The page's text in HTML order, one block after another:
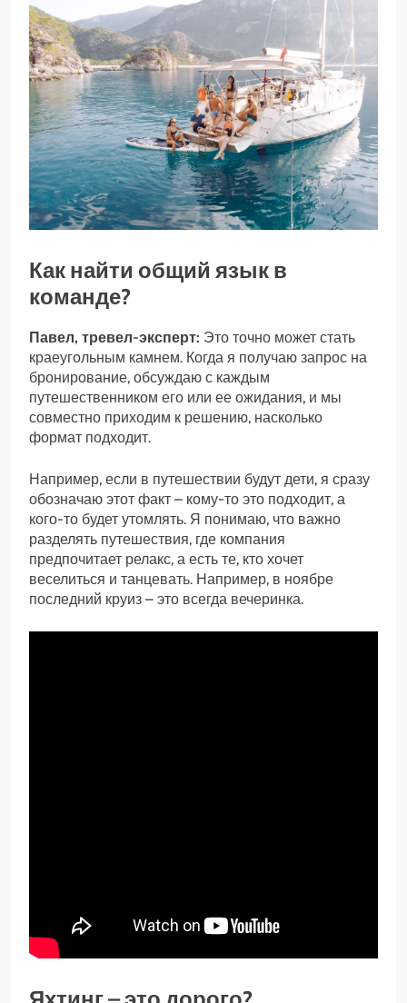
Как найти общий язык в
команде?
Павел, тревел-эксперт: Это точно может стать
краеугольным камнем. Когда я получаю запрос на
бронирование, обсуждаю с каждым
путешественником его или ее ожидания, и мы
совместно приходим к решению, насколько
формат подходит.
Например, если в путешествии будут дети, я сразу
обозначаю этот факт – кому-то это подходит, а
кого-то будет утомлять. Я понимаю, что важно
разделять путешествия, где компания
предпочитает релакс, а есть те, кто хочет
веселиться и танцевать. Например, в ноябре
последний круиз – это всегда вечеринка.